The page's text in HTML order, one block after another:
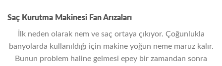
Saç Kurutma Makinesi Fan Arızaları
İlk neden olarak nem ve saç ortaya çıkıyor. Çoğunlukla
banyolarda kullanıldığı için makine yoğun neme maruz kalır.
Bunun problem haline gelmesi epey bir zamandan sonra